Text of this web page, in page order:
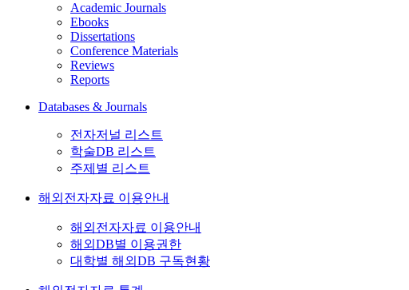
Academic Journals
Ebooks
Dissertations
Conference Materials
Reviews
Reports
Databases & Journals
전자저널 리스트
학술DB 리스트
주제별 리스트
해외전자자료 이용안내
해외전자자료 이용안내
해외DB별 이용권한
대학별 해외DB 구독현황